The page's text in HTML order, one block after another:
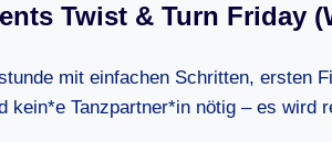
Twist & Turn Friday
mit einfachen Schritten, ersten
kein*e Tanzpartner*in nötig – es